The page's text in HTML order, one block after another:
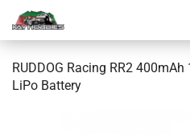
RUDDOG Racing RR2
LiPo Battery